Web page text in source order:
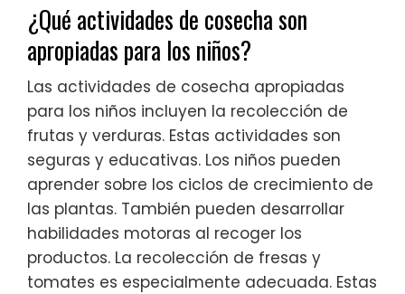
¿Qué actividades de cosecha son
apropiadas para los niños?
Las actividades de cosecha apropiadas
para los niños incluyen la recolección de
frutas y verduras. Estas actividades son
seguras y educativas. Los niños pueden
aprender sobre los ciclos de crecimiento de
las plantas. También pueden desarrollar
habilidades motoras al recoger los
productos. La recolección de fresas y
tomates es especialmente adecuada. Estas